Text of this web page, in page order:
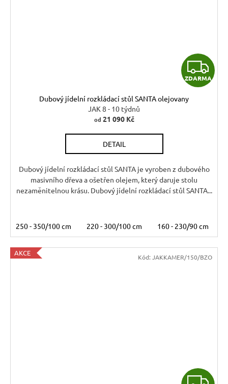
Z
D
A
ZDARMA
Dubový jídelní rozkládací stůl SANTA olejovany
JAK 8 - 10 týdnů
od 21 090 Kč
DETAIL
Dubový jídelní rozkládací stůl SANTA je vyroben z dubového
masivního dřeva a ošetřen olejem, který daruje stolu
nezaměnitelnou krásu. Dubový jídelní rozkládací stůl SANTA...
250 - 350/100 cm 220 - 300/100 cm 160 - 230/90 cm
AKCE Kód: JAKKAMER/150/BZO